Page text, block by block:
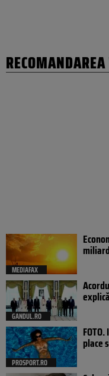
MEDIAFAX
GANDUL.RO
PROSPORT.RO
place